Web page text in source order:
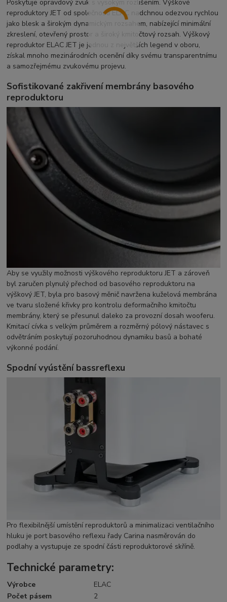
Poskytuje opravdový zvuk s vysokým rozlišením. Výškové
reproduktory JET od společnosti ELAC nadchnou odezvou rychlou
jako blesk a širokým dynamickým rozsahem, nabízející minimální
zkreslení, otevřený prostor a široký kmitočtový rozsah. Výškový
reproduktor ELAC JET je jednou z největších legend v oboru,
získal mnoho mezinárodních ocenění díky svému transparentnímu
a samozřejmému zvukovému projevu.
Sofistikované zakřivení membrány basového
reproduktoru
Aby se využily možnosti výškového reproduktoru JET a zároveň
byl zaručen plynulý přechod od basového reproduktoru na
výškový JET, byla pro basový měnič navržena kuželová membrána
ve tvaru složené křivky pro kontrolu deformačního kmitočtu
membrány, který se přesunul daleko za provozní dosah wooferu.
Kmitací cívka s velkým průměrem a rozměrný pólový nástavec s
odvětráním poskytují pozoruhodnou dynamiku basů a bohaté
výkonné podání.
Spodní vyústění bassreflexu
Pro flexibilnější umístění reproduktorů a minimalizaci ventilačního
hluku je port basového reflexu řady Carina nasměrován do
podlahy a vystupuje ze spodní části reproduktorové skříně.
Technické parametry:
Výrobce
ELAC
Počet pásem
2